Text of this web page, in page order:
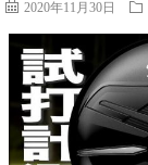
2020年11月30日